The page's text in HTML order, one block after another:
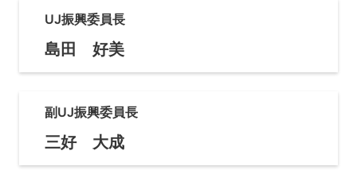
UJ振興委員長
島田 好美
副UJ振興委員長
三好 大成